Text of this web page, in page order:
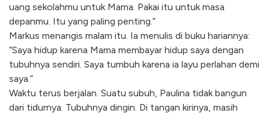
uang sekolahmu untuk Mama. Pakai itu untuk masa
depanmu. Itu yang paling penting.”
Markus menangis malam itu. Ia menulis di buku hariannya:
“Saya hidup karena Mama membayar hidup saya dengan
tubuhnya sendiri. Saya tumbuh karena ia layu perlahan demi
saya.”
Waktu terus berjalan. Suatu subuh, Paulina tidak bangun
dari tidurnya. Tubuhnya dingin. Di tangan kirinya, masih